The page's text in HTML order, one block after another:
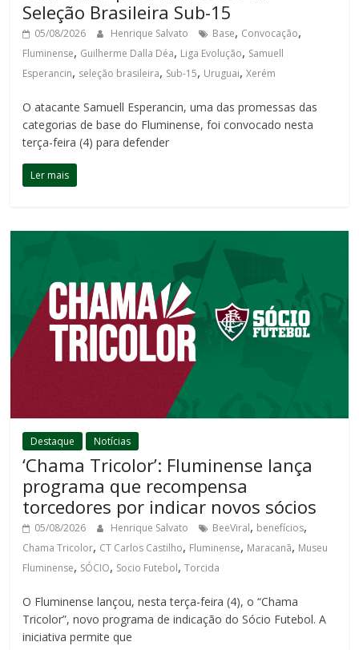
Seleção Brasileira Sub-15
05/08/2026 Henrique Salvato Base, Convocação,
Fluminense, Guilherme Dalla Déa, Liga Evolução, Samuell
Esperancin, seleção brasileira, Sub-15, Uruguai,Xerém
O atacante Samuell Esperancin, uma das promessas das
categorias de base do Fluminense, foi convocado nesta
terça-feira (4) para defender
Ler mais
Destaque Notícias
‘Chama Tricolor’: Fluminense lança
programa que recompensa
torcedores por indicar novos sócios
05/08/2026 Henrique Salvato BeeViral, benefícios,
Chama Tricolor, CT Carlos Castilho, Fluminense, Maracanã, Museu
Fluminense, SÓCIO, Socio Futebol,Torcida
O Fluminense lançou, nesta terça-feira (4), o “Chama
Tricolor”, novo programa de indicação do Sócio Futebol. A
iniciativa permite que